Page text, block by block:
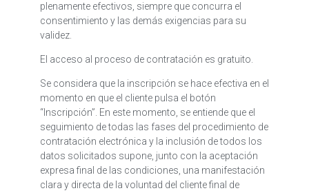
plenamente efectivos, siempre que concurra el
consentimiento y las demás exigencias para su
validez.
El acceso al proceso de contratación es gratuito.
Se considera que la inscripción se hace efectiva en el
momento en que el cliente pulsa el botón
“Inscripción”. En este momento, se entiende que el
seguimiento de todas las fases del procedimiento de
contratación electrónica y la inclusión de todos los
datos solicitados supone, junto con la aceptación
expresa final de las condiciones, una manifestación
clara y directa de la voluntad del cliente final de